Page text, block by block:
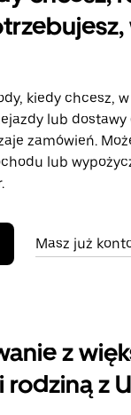
kiedy chcesz,
lub
zamówień.
lub
Masz już
z
rodziną z